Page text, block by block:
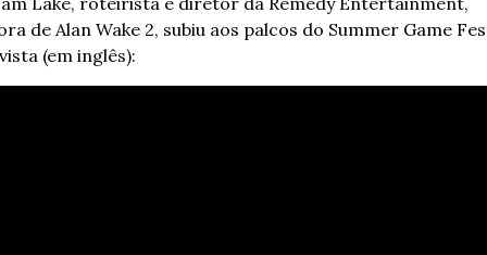
de Alan Wake 2, subiu aos palcos do Summer Game
(em inglês):